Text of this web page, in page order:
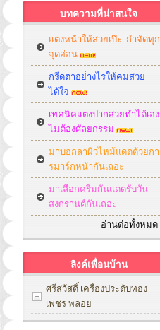
บทความที่น่าสนใจ
แต่งหน้าให้สวยเป๊ะ..กำจัดทุก
จุดอ่อน
กรีดตาอย่่างไรให้คมสวย
ได้ใจ
เทคนิคแต่งปากสวยทำได้เอง
ไม่ต้องศัลยกรรม
มาบอกลาผิวไหม้แดดด้วยกา
รมาร์กหน้ากันเถอะ
มาเลือกครีมกันแดดรับวัน
สงกรานต์กันเถอะ
อ่านต่อทั้งหมด
ลิงค์เพื่อนบ้าน
ศรีสวัสดิ์ เครื่องประดับทอง
เพชร พลอย